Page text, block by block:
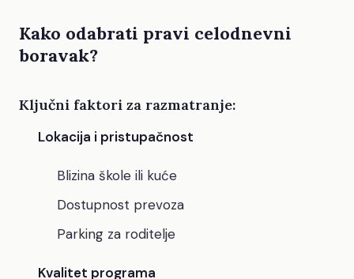
Kako odabrati pravi celodnevni
boravak?
Ključni faktori za razmatranje:
Lokacija i pristupačnost
Blizina škole ili kuće
Dostupnost prevoza
Parking za roditelje
Kvalitet programa